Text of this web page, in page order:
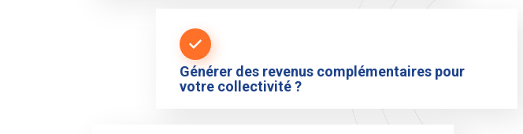
Générer des revenus complémentaires pour
votre collectivité ?